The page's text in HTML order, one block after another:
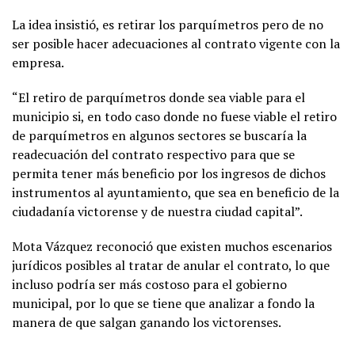
La idea insistió, es retirar los parquímetros pero de no
ser posible hacer adecuaciones al contrato vigente con la
empresa.
“El retiro de parquímetros donde sea viable para el
municipio si, en todo caso donde no fuese viable el retiro
de parquímetros en algunos sectores se buscaría la
readecuación del contrato respectivo para que se
permita tener más beneficio por los ingresos de dichos
instrumentos al ayuntamiento, que sea en beneficio de la
ciudadanía victorense y de nuestra ciudad capital”.
Mota Vázquez reconoció que existen muchos escenarios
jurídicos posibles al tratar de anular el contrato, lo que
incluso podría ser más costoso para el gobierno
municipal, por lo que se tiene que analizar a fondo la
manera de que salgan ganando los victorenses.